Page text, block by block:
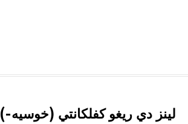
لينز دي ريغو كفلكانتي (خوسيه-)